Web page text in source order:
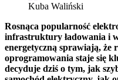
Kuba Waliński
Rosnąca popularność
infrastruktury ładowania i
energetyczną sprawiają, że
oprogramowania staje się
decyduje dziś o tym, jak